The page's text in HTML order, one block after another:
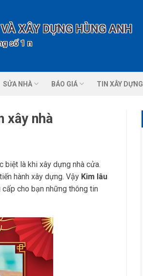
XÂY DỰNG HÙNG ANH
vườn 2 KĐT T
SỬA NHÀ BÁO GIÁ TIN XÂY DỰNG
xây nhà
biệt là khi xây dựng nhà cửa.
hành xây dựng. Vậy Kim lâu
cấp cho bạn những thông tin